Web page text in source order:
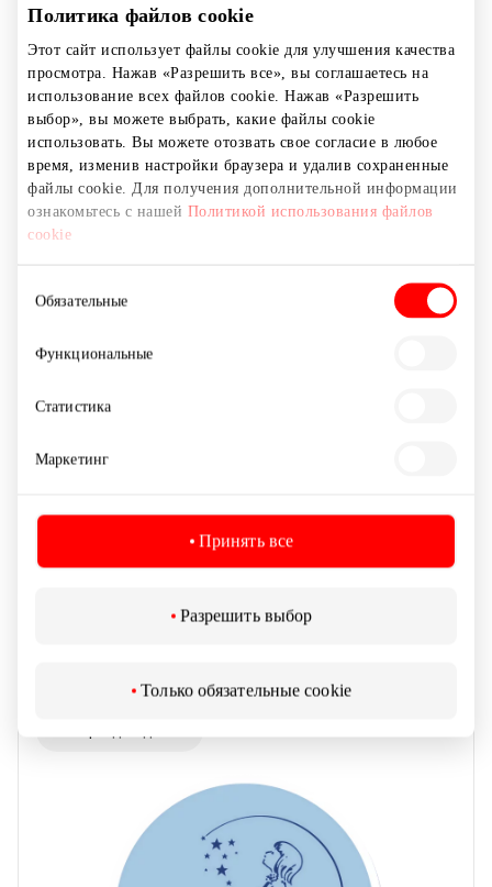
Политика файлов cookie
Этот сайт использует файлы cookie для улучшения качества
просмотра. Нажав «Разрешить все», вы соглашаетесь на
использование всех файлов cookie. Нажав «Разрешить
выбор», вы можете выбрать, какие файлы cookie
использовать. Вы можете отозвать свое согласие в любое
время, изменив настройки браузера и удалив сохраненные
файлы cookie. Для получения дополнительной информации
ознакомьтесь с нашей Политикой использования файлов
cookie
согласия
Обязательные
Функциональные
Статистика
Маркетинг
Принять все
Разрешить выбор
Только обязательные cookie
KIDZONE
Одежда